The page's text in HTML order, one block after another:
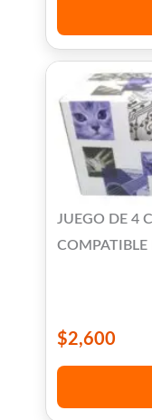
JUEGO DE 4
COMPATIBLE
$2,600